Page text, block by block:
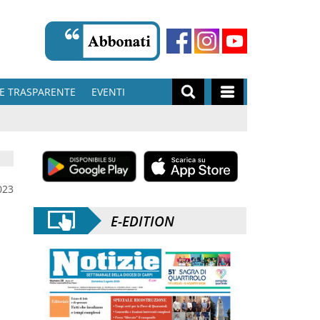
TRASPARENTE EVENTI
E-EDITION